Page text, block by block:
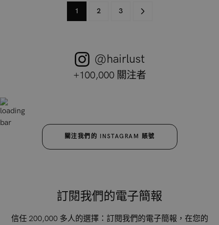
1 2 3
+100,000 關注者
@hairlust
關注我們的 INSTAGRAM 賬號
訂閱我們的電子簡報
信任 200,000 多人的選擇：訂閱我們的電子簡報，在您的